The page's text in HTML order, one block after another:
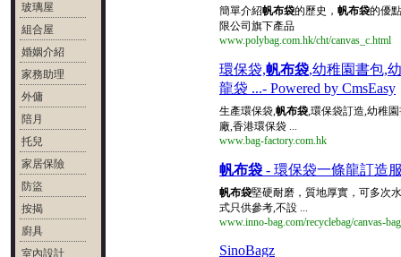
玻璃屋
組合屋
婚姻介紹
家務助理
外傭
陪月
托兒
家居保險
防盜
按揭
廚具
室內設計
簡單介紹帆布袋的歷史， 帆布袋的優
限公司旗下產品
www.polybag.com.hk/cht/canvas_c.html
環保袋,帆布袋,幼稚園書包,
龍袋 ...- Powered by CmsEasy
生產環保袋,帆布袋,環保袋訂造,幼稚
廠,香港環保袋 ...
www.bag-factory.com.hk
帆布袋 - 環保袋一條龍訂造
帆布袋堅硬耐磨，質地厚實，可多次
式只供參考,不設 ...
www.inno-bag.com/recyclebag/canvas-bag
SinoBagz